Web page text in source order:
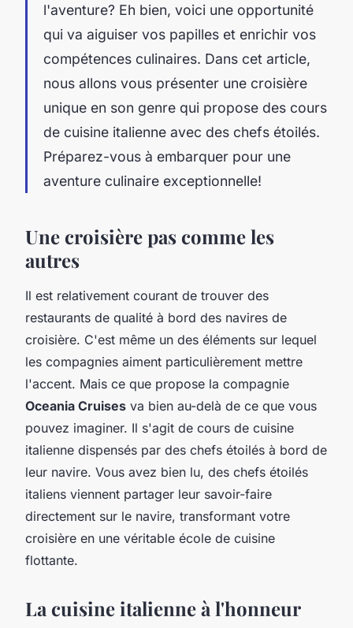
l'aventure? Eh bien, voici une opportunité
qui va aiguiser vos papilles et enrichir vos
compétences culinaires. Dans cet article,
nous allons vous présenter une croisière
unique en son genre qui propose des cours
de cuisine italienne avec des chefs étoilés.
Préparez-vous à embarquer pour une
aventure culinaire exceptionnelle!
Une croisière pas comme les
autres
Il est relativement courant de trouver des
restaurants de qualité à bord des navires de
croisière. C'est même un des éléments sur lequel
les compagnies aiment particulièrement mettre
l'accent. Mais ce que propose la compagnie
Oceania Cruises va bien au-delà de ce que vous
pouvez imaginer. Il s'agit de cours de cuisine
italienne dispensés par des chefs étoilés à bord de
leur navire. Vous avez bien lu, des chefs étoilés
italiens viennent partager leur savoir-faire
directement sur le navire, transformant votre
croisière en une véritable école de cuisine
flottante.
La cuisine italienne à l'honneur